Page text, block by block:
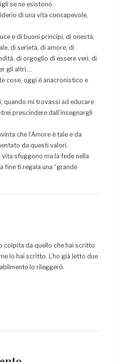
se ne esistono.
di una vita consapevole,
e di buoni principi, di onestà,
di serietà, di amore, di
di orgoglio di essere veri, di
gli altri….
cose, oggi è anacronistico e
quando mi trovassi ad educare
prescindere dall’insegnargli
che l’Amore è tale e da
da questi valori.
sfuggono ma la fede nella
fine ti regala una “grande
colpita da quello che hai scritto
lo hai scritto. L’ho già letto due
lo rileggerò.